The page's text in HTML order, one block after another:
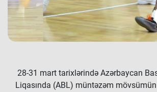
28-31 mart tarixlərində Azərbaycan
Liqasında (ABL) müntəzəm